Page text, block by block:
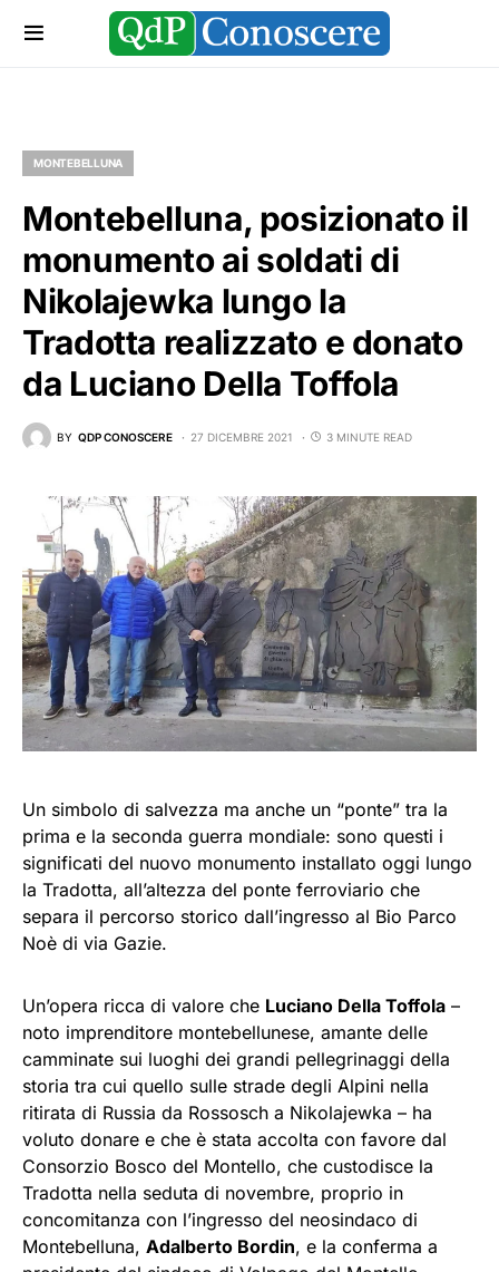
MONTEBELLUNA
Montebelluna, posizionato il
monumento ai soldati di
Nikolajewka lungo la
Tradotta realizzato e donato
da Luciano Della Toffola
BY QDP CONOSCERE 27 DICEMBRE 2021 3 MINUTE READ
Un simbolo di salvezza ma anche un “ponte” tra la
prima e la seconda guerra mondiale: sono questi i
significati del nuovo monumento installato oggi lungo
la Tradotta, all’altezza del ponte ferroviario che
separa il percorso storico dall’ingresso al Bio Parco
Noè di via Gazie.
Un’opera ricca di valore che Luciano Della Toffola –
noto imprenditore montebellunese, amante delle
camminate sui luoghi dei grandi pellegrinaggi della
storia tra cui quello sulle strade degli Alpini nella
ritirata di Russia da Rossosch a Nikolajewka – ha
voluto donare e che è stata accolta con favore dal
Consorzio Bosco del Montello, che custodisce la
Tradotta nella seduta di novembre, proprio in
concomitanza con l’ingresso del neosindaco di
Montebelluna, Adalberto Bordin, e la conferma a